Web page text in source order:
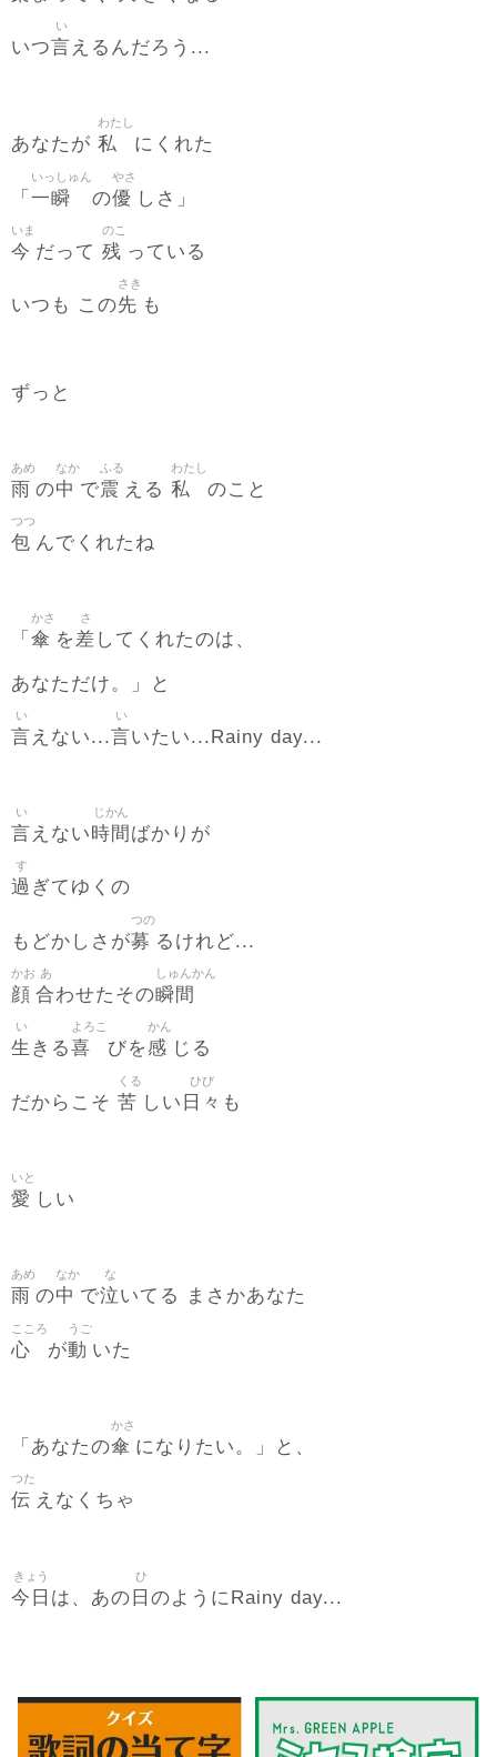
いつ言
い
えるんだろう...
あなたが 私
わたし
にくれた
「 一瞬
いっしゅん
の優
やさ
しさ」
今
いま
だって 残
のこ
っている
いつも この先
さき
も
ずっと
雨
あめ
の中
なか
で震
ふる
える 私
わたし
のこと
包
つつ
んでくれたね
「 傘
かさ
を差
さ
してくれたのは、
あなただけ。」と
言
い
えない...言
い
いたい...Rainy day...
言
い
えない時間
じかん
ばかりが
過
す
ぎてゆくの
もどかしさが募
つの
るけれど...
顔
かお
合
あ
わせたその瞬間
しゅんかん
生
い
きる喜
よろこ
びを感
かん
じる
だからこそ 苦
くる
しい 日々
ひび
も
愛
いと
しい
雨
あめ
の中
なか
で泣
な
いてる まさかあなた
心
こころ
が動
うご
いた
「あなたの傘
かさ
になりたい。」と、
伝
つた
えなくちゃ
今日
きょう
は、あの 日
ひ
のようにRainy day...